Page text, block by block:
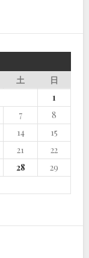
土
日
1
7
8
14
15
21
22
28
29